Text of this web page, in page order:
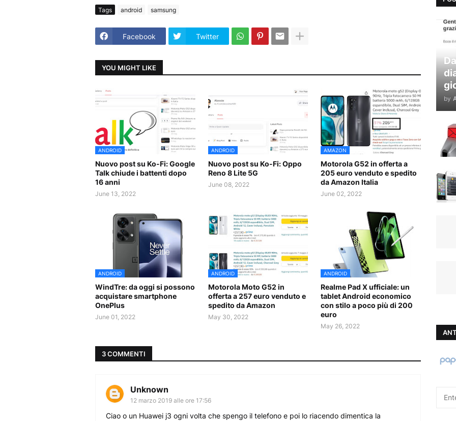
Tags android samsung
Facebook Twitter
YOU MIGHT LIKE
ANDROID
Nuovo post su Ko-Fi: Google
Talk chiude i battenti dopo
16 anni
June 13, 2022
ANDROID
Nuovo post su Ko-Fi: Oppo
Reno 8 Lite 5G
June 08, 2022
AMAZON
Motorola G52 in offerta a
205 euro venduto e spedito
da Amazon Italia
June 02, 2022
ANDROID
WindTre: da oggi si possono
acquistare smartphone
OnePlus
June 01, 2022
ANDROID
Motorola Moto G52 in
offerta a 257 euro venduto e
spedito da Amazon
May 30, 2022
ANDROID
Realme Pad X ufficiale: un
tablet Android economico
con stilo a poco più di 200
euro
May 26, 2022
3 COMMENTI
Unknown
12 marzo 2019 alle ore 17:56
Ciao o un Huawei j3 ogni volta che spengo il telefono e poi lo riacendo dimentica la
by